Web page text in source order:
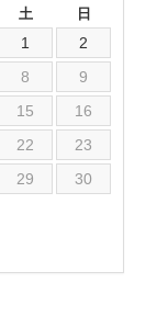
土 日
1
2
8
9
15
16
22
23
29
30